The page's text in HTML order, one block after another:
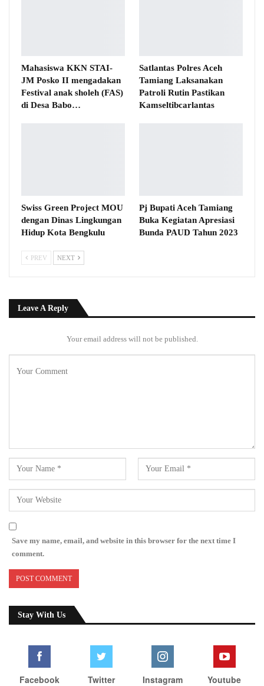
Mahasiswa KKN STAI-
JM Posko II mengadakan
Festival anak sholeh (FAS)
di Desa Babo…
Satlantas Polres Aceh
Tamiang Laksanakan
Patroli Rutin Pastikan
Kamseltibcarlantas
Swiss Green Project MOU
dengan Dinas Lingkungan
Hidup Kota Bengkulu
Pj Bupati Aceh Tamiang
Buka Kegiatan Apresiasi
Bunda PAUD Tahun 2023
PREV NEXT
Leave A Reply
Your email address will not be published.
Save my name, email, and website in this browser for the next time I
comment.
Stay With Us
Facebook Twitter Instagram Youtube